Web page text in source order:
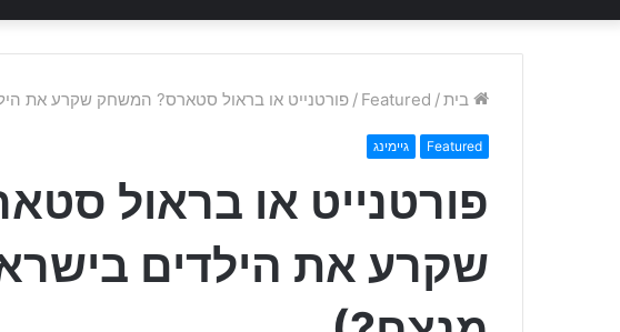
בית/
Featured
/ פורטנייט או בראול סטארס? המשחק שקרע את
Featured גיימינג
פורטנייט או בראול
שקרע את הילדים